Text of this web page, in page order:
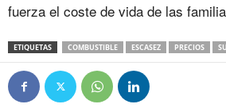
fuerza el coste de vida de las
ETIQUETAS COMBUSTIBLE ESCASEZ PRECIOS